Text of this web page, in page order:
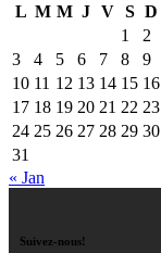
L M M J V S D
1
2
3
4 5 6 7 8
9
10 11 12 13 14 15 16
17 18 19 20 21 22 23
24 25 26 27 28 29 30
31
« Jan
Suivez-nous!